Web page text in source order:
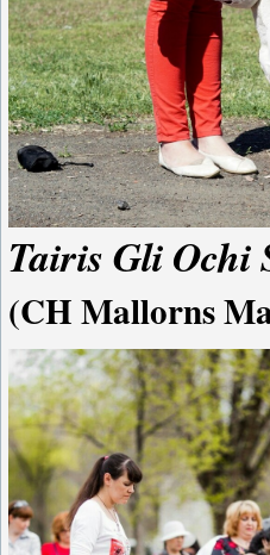
Tairis Gli Ochi
(CH Mallorns